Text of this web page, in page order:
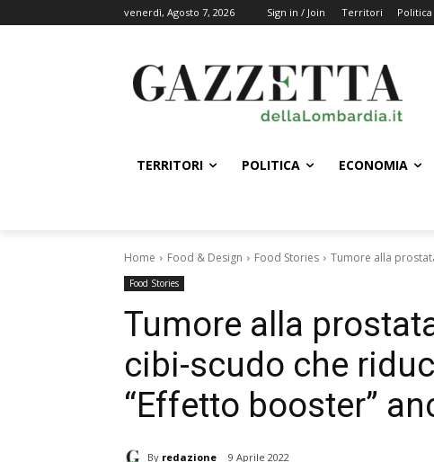
venerdì, Agosto 7, 2026 Sign in / Join Territori Politica
TERRITORI POLITICA ECONOMIA
Home Food & Design Food Stories Tumore alla
Food Stories
Tumore alla
cibi-scudo che
“Effetto booster”
By redazione 9 Aprile 2022